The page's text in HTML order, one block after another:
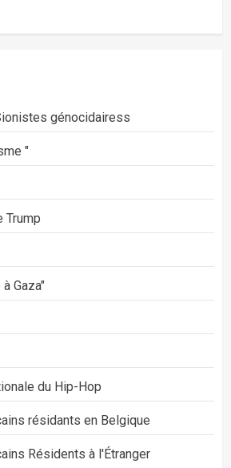
génocidairess
"
Trump
Gaza"
du Hip-Hop
résidants en Belgique
Résidents à l'Étranger